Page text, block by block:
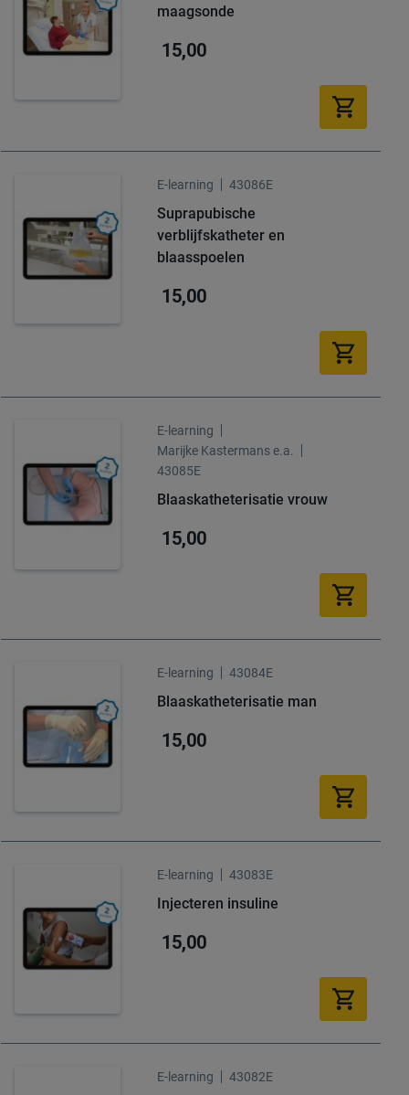
maagsonde
15,00
E-learning 43086E
Suprapubische
verblijfskatheter en
blaasspoelen
15,00
E-learning
Marijke Kastermans e.a.
43085E
Blaaskatheterisatie vrouw
15,00
E-learning 43084E
Blaaskatheterisatie man
15,00
E-learning 43083E
Injecteren insuline
15,00
E-learning 43082E